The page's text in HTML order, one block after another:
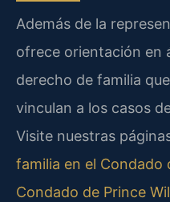
Además de la
ofrece orientación en
derecho de familia
vinculan a los casos
Visite nuestras
familia en el Condado
Condado de Prince